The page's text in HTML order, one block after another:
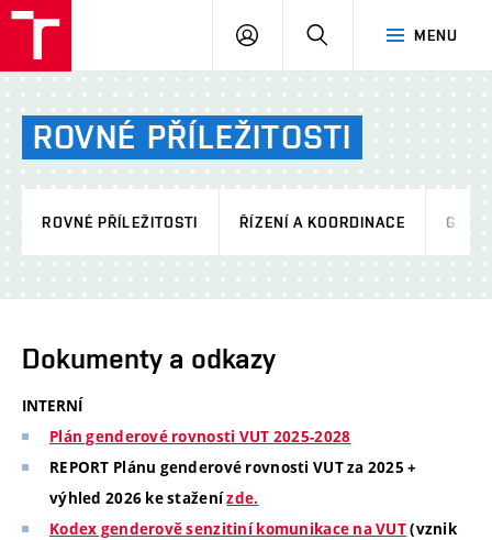
MENU
PŘIHLÁSIT
ROVNÉ PŘÍLEŽITOSTI
ROVNÉ PŘÍLEŽITOSTI ŘÍZENÍ A KOORDINACE
Dokumenty a odkazy
INTERNÍ
Plán genderové rovnosti VUT 2025-2028
REPORT Plánu genderové rovnosti VUT za 2025 +
výhled 2026 ke staženízde.
Kodex genderově senzitiní komunikace na VUT(vznik